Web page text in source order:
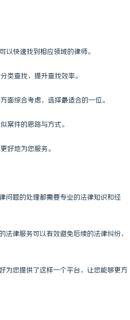
快速找到相应领域的律师。
类查找，提升查找效率。
面综合考虑，选择最适合的一位。
案件的思路与方式。
好地为您服务。
问题的处理都需要专业的法律知识和经
律服务可以有效避免后续的法律纠纷，
为您提供了这样一个平台，让您能够更方